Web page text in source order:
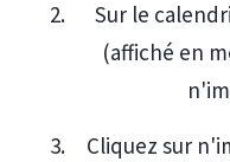
Sur le
(affiché en
Cliquez sur